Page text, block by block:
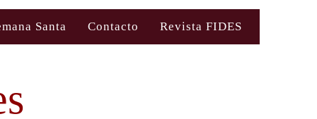
Santa Contacto Revista FIDES